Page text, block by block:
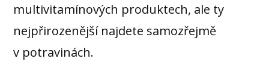
multivitamínových produktech, ale ty
nejpřirozenější najdete samozřejmě
v potravinách.